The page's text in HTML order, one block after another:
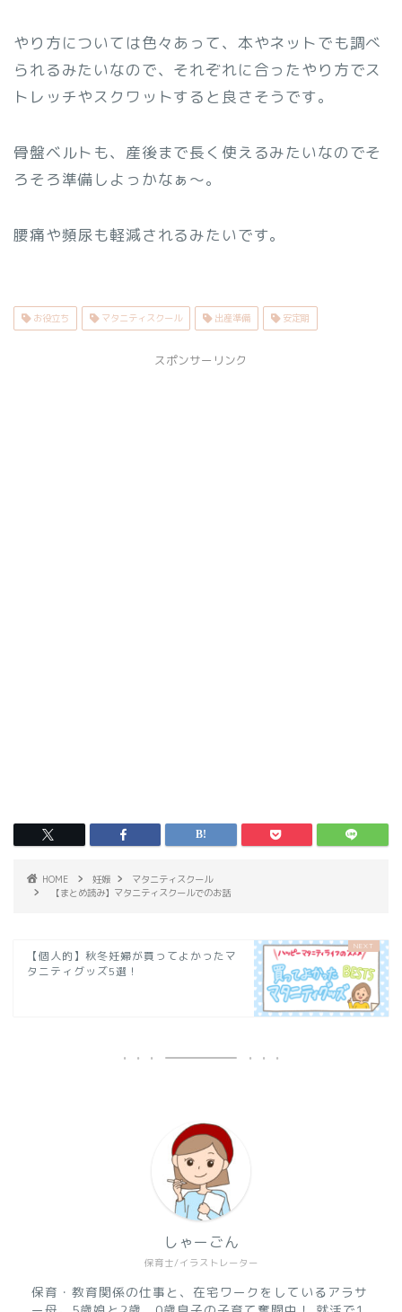
やり方については色々あって、本やネットでも調べ
られるみたいなので、それぞれに合ったやり方でス
トレッチやスクワットすると良さそうです。
骨盤ベルトも、産後まで長く使えるみたいなのでそ
ろそろ準備しよっかなぁ〜。
腰痛や頻尿も軽減されるみたいです。
お役立ち マタニティスクール 出産準備 安定期
スポンサーリンク
HOME 妊娠
マタニティスクール
【まとめ読み】マタニティスクールでのお話
【個人的】秋冬妊婦が買ってよかったマ
タニティグッズ5選！
保育士/イラストレーター
しゃーごん
保育・教育関係の仕事と、在宅ワークをしているアラサ